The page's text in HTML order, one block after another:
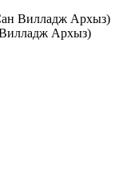
Вилладж Архыз)
Архыз)